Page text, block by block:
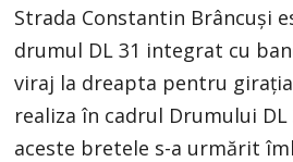
Strada Constantin Brâncuși
drumul DL 31 integrat cu
viraj la dreapta pentru
realiza în cadrul Drumului DL
aceste bretele s-a urmărit